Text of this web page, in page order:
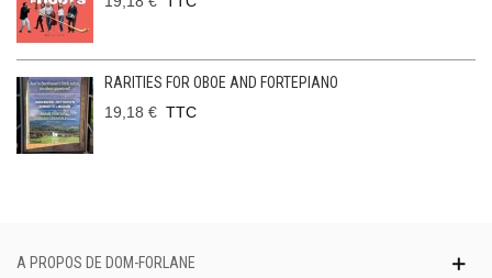
RARITIES FOR OBOE AND FORTEPIANO
19,18 € TTC
A PROPOS DE DOM-FORLANE